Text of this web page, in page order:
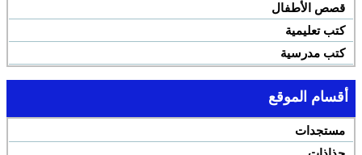
قصص الأطفال
كتب تعليمية
كتب مدرسية
أقسام الموقع
مستجدات